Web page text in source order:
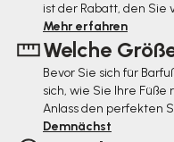
ist der Rabatt, den Sie
Mehr erfahren
Welche
Bevor Sie sich für
sich, wie Sie Ihre
Anlass den perfekten
Demnächst